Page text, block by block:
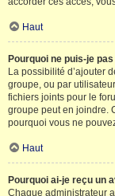
Haut
Pourquoi ne puis-je
La possibilité d’ajouter
groupe, ou par
fichiers joints pour le
groupe peut en joindre.
pourquoi vous ne
Haut
Pourquoi ai-je reçu un
Chaque administrateur